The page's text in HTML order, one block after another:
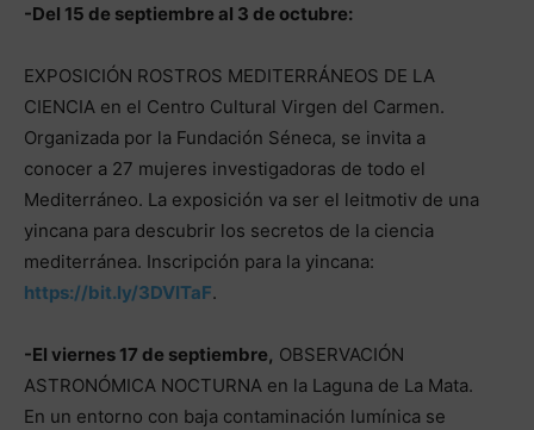
-Del 15 de septiembre al 3 de octubre:
EXPOSICIÓN ROSTROS MEDITERRÁNEOS DE LA
CIENCIA en el Centro Cultural Virgen del Carmen.
Organizada por la Fundación Séneca, se invita a
conocer a 27 mujeres investigadoras de todo el
Mediterráneo. La exposición va ser el leitmotiv de una
yincana para descubrir los secretos de la ciencia
mediterránea. Inscripción para la yincana:
https://bit.ly/3DVITaF.
-El viernes 17 de septiembre, OBSERVACIÓN
ASTRONÓMICA NOCTURNA en la Laguna de La Mata.
En un entorno con baja contaminación lumínica se